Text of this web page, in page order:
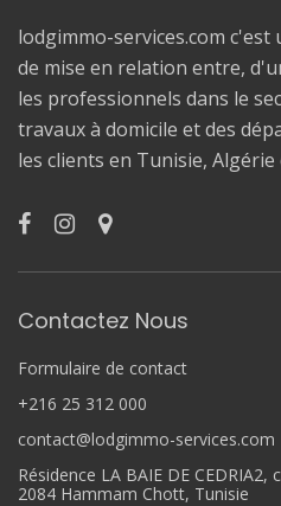
lodgimmo-services.com
de mise en relation entre,
les professionnels dans le
travaux à domicile et des
les clients en Tunisie, Algérie
Contactez Nous
Formulaire de contact
+216 25 312 000
contact@lodgimmo-services.com
Résidence LA BAIE DE CEDRIA2,
2084 Hammam Chott, Tunisie